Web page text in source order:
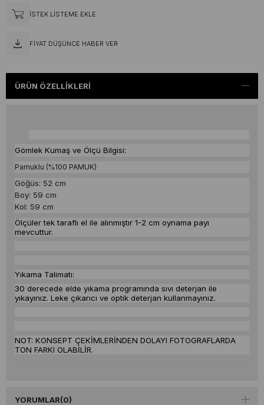
İSTEK LISTEME EKLE
FIYAT DÜŞÜNCE HABER VER
ÜRÜN ÖZELLIKLERI
Gömlek Kumaş ve Ölçü Bilgisi:
Pamuklu (%100 PAMUK)
Göğüs: 52 cm
Boy: 59 cm
Kol: 59 cm
Ölçüler tek taraflı el ile alınmıştır 1-2 cm oynama payı
mevcuttur.
Yıkama Talimatı:
30 derecede elde yıkama programında sıvı deterjan ile
yıkayınız. Leke çıkarıcı ve optik deterjan kullanmayınız.
NOT: KONSEPT ÇEKİMLERİNDEN DOLAYI FOTOGRAFLARDA
TON FARKI OLABİLİR.
YORUMLAR(0)